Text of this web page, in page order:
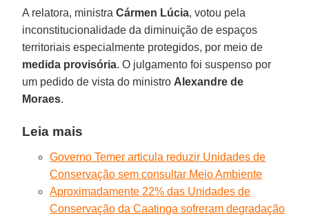
A relatora, ministraCármen Lúcia, votou pela
inconstitucionalidade da diminuição de espaços
territoriais especialmente protegidos, por meio de
medida provisória. O julgamento foi suspenso por
um pedido de vista do ministro Alexandre de
Moraes.
Leia mais
Governo Temer articula reduzir Unidades de
Conservação sem consultar Meio Ambiente
Aproximadamente 22% das Unidades de
Conservação da Caatinga sofreram degradação